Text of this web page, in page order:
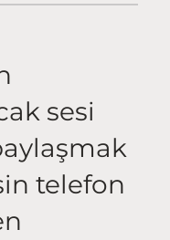
sesi
telefon